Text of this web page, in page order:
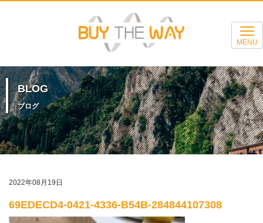
MENU
BLOG
ブログ
2022年08月19日
69EDECD4-0421-4336-B54B-284844107308